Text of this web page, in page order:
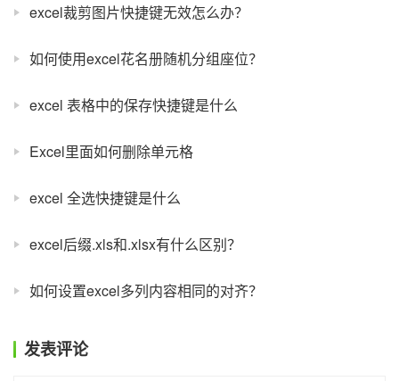
excel裁剪图片快捷键无效怎么办？
如何使用excel花名册随机分组座位？
excel 表格中的保存快捷键是什么
Excel里面如何删除单元格
excel 全选快捷键是什么
excel后缀.xls和.xlsx有什么区别？
如何设置excel多列内容相同的对齐？
发表评论